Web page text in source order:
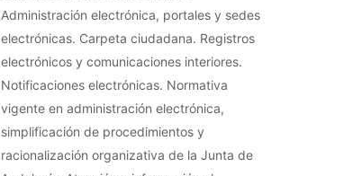
Administración electrónica, portales y sedes
electrónicas. Carpeta ciudadana. Registros
electrónicos y comunicaciones interiores.
Notificaciones electrónicas. Normativa
vigente en administración electrónica,
simplificación de procedimientos y
racionalización organizativa de la Junta de